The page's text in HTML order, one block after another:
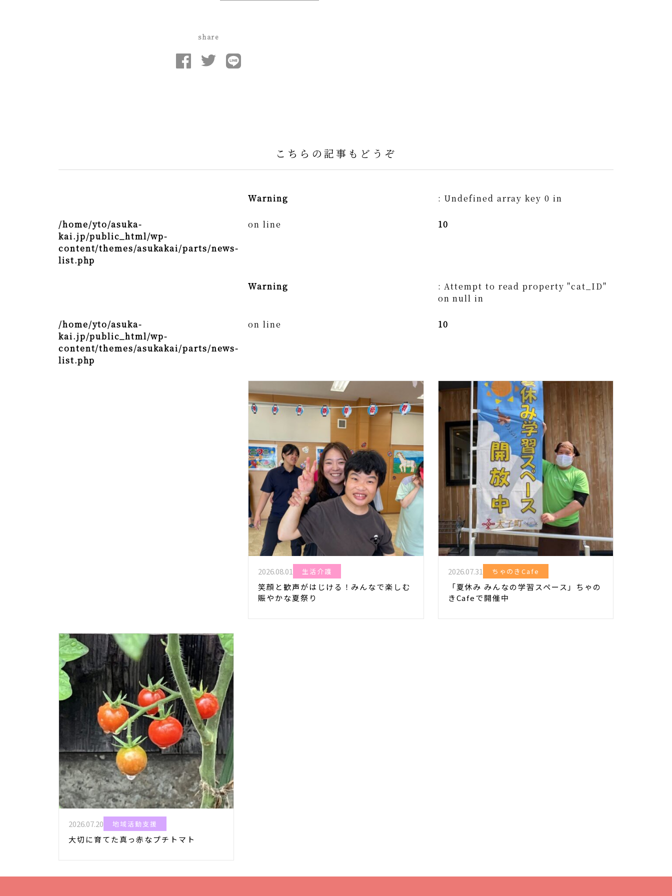
share
こちらの記事もどうぞ
Warning : Undefined array key 0 in
/home/yto/asuka-
kai.jp/public_html/wp-
content/themes/asukakai/parts/news-
list.php
on line 10
Warning
: Attempt to read property "cat_ID"
on null in
/home/yto/asuka-
kai.jp/public_html/wp-
content/themes/asukakai/parts/news-
list.php
on line 10
2026.08.01 生活介護
笑顔と歓声がはじける！みんなで楽しむ
賑やかな夏祭り
2026.07.31 ちゃのきCafe
「夏休み みんなの学習スペース」ちゃの
きCafeで開催中
2026.07.20 地域活動支援
大切に育てた真っ赤なプチトマト